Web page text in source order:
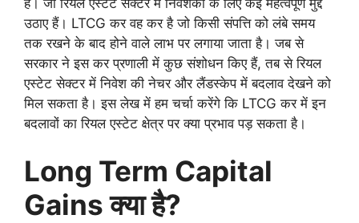
उठाए हैं। LTCG कर वह कर है जो किसी संपत्ति को लंबे समय
तक रखने के बाद होने वाले लाभ पर लगाया जाता है। जब से
सरकार ने इस कर प्रणाली में कुछ संशोधन किए हैं, तब से रियल
एस्टेट सेक्टर में निवेश की नेचर और लैंडस्केप में बदलाव देखने को
मिल सकता है। इस लेख में हम चर्चा करेंगे कि LTCG कर में इन
बदलावों का रियल एस्टेट क्षेत्र पर क्या प्रभाव पड़ सकता है।
Long Term Capital
Gains क्या है?